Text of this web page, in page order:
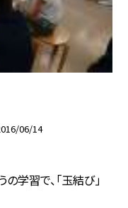
06/14
学習で、「玉結び」